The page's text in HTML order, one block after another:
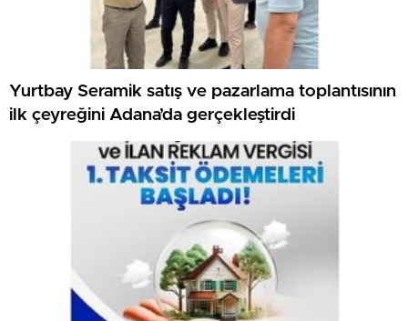
Yurtbay Seramik satış ve pazarlama toplantısının
ilk çeyreğini Adana’da gerçekleştirdi